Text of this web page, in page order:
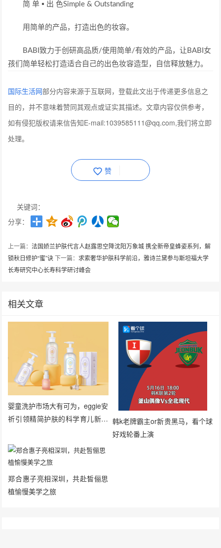
简 单 ▪ 出 色Simple & Outstanding
用简单的产品，打造出色的妆容。
BABI致力于创研高品质/使用简单/有效的产品，让BABI女
孩们简单轻松打造适合自己的出色妆容造型，自信释放魅力。
国际生活网部分内容来源于互联网，登载此文出于传递更多信息之
目的，并不意味着赞同其观点或证实其描述。文章内容仅供参考，
如有侵犯版权请来信告知E-mail:1039585111@qq.com,我们将立即
处理。
赞
关键词：
分享：
上一篇：法国娇兰护肤代言人赵露思空降沈阳万象城 携全新帝皇蜂姿系列，解
锁秋日修护“蜜”诀下一篇：求索奢华护肤科学前沿，雅诗兰黛参与斯坦福大学
长寿研究中心长寿科学研讨峰会
相关文章
婴童洗护市场大有可为，eggie安
祈引领精简护肤的科学育儿新风 韩k老牌霸主or新贵黑马，看个球
好戏轮番上演
郑合惠子亮相深圳，共赴皙俪思
植愉慢美学之旅